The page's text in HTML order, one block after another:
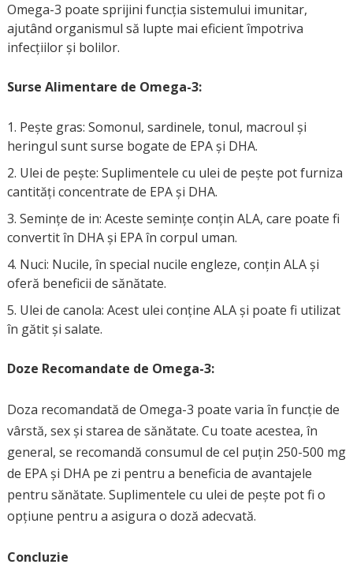
Omega-3 poate sprijini funcția sistemului imunitar,
ajutând organismul să lupte mai eficient împotriva
infecțiilor și bolilor.
Surse Alimentare de Omega-3:
Pește gras: Somonul, sardinele, tonul, macroul și
heringul sunt surse bogate de EPA și DHA.
Ulei de pește: Suplimentele cu ulei de pește pot furniza
cantități concentrate de EPA și DHA.
Semințe de in: Aceste semințe conțin ALA, care poate fi
convertit în DHA și EPA în corpul uman.
Nuci: Nucile, în special nucile engleze, conțin ALA și
oferă beneficii de sănătate.
Ulei de canola: Acest ulei conține ALA și poate fi utilizat
în gătit și salate.
Doze Recomandate de Omega-3:
Doza recomandată de Omega-3 poate varia în funcție de
vârstă, sex și starea de sănătate. Cu toate acestea, în
general, se recomandă consumul de cel puțin 250-500 mg
de EPA și DHA pe zi pentru a beneficia de avantajele
pentru sănătate. Suplimentele cu ulei de pește pot fi o
opțiune pentru a asigura o doză adecvată.
Concluzie